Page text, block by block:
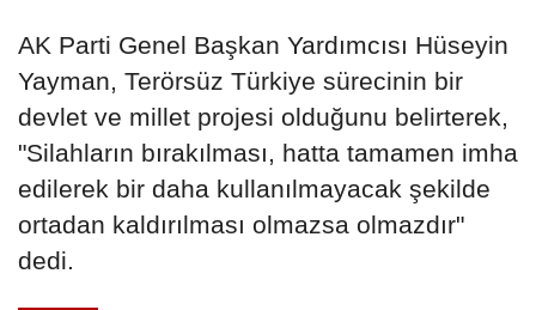
AK Parti Genel Başkan Yardımcısı Hüseyin
Yayman, Terörsüz Türkiye sürecinin bir
devlet ve millet projesi olduğunu belirterek,
"Silahların bırakılması, hatta tamamen imha
edilerek bir daha kullanılmayacak şekilde
ortadan kaldırılması olmazsa olmazdır"
dedi.